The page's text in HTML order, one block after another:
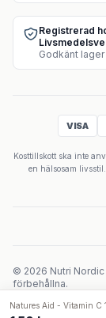
Natures Aid - Vitamin C
Registrerad
VISA
Kosttillskott ska inte
en hälsosam
© 2026 Nutri Nordic
förbehållna.